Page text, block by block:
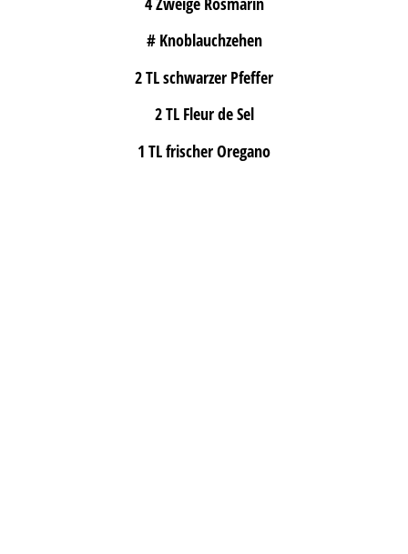
# Knoblauchzehen
2 TL schwarzer Pfeffer
2 TL Fleur de Sel
1 TL frischer Oregano